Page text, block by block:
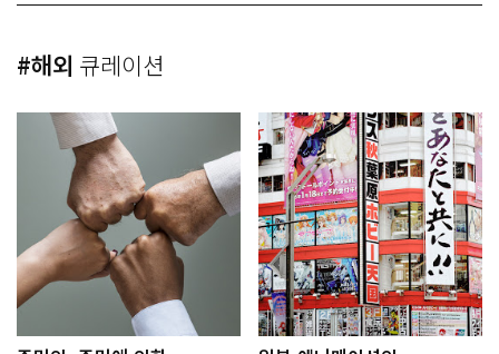
#해외 큐레이션